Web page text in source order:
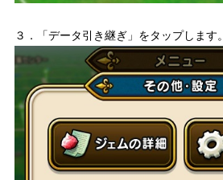
３．「データ引き継ぎ」をタップします。